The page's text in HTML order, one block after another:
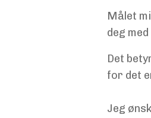
Målet
deg
Det
for det
Jeg